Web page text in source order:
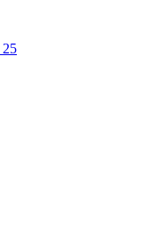
25